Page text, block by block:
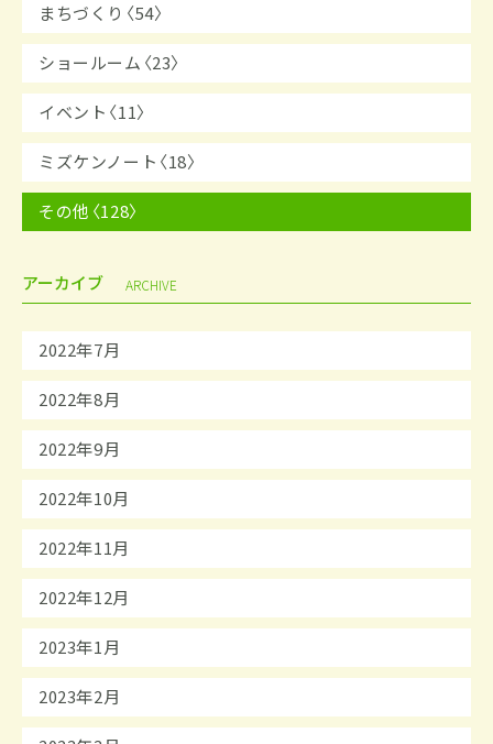
まちづくり〈54〉
ショールーム〈23〉
イベント〈11〉
ミズケンノート〈18〉
その他〈128〉
アーカイブ ARCHIVE
2022年7月
2022年8月
2022年9月
2022年10月
2022年11月
2022年12月
2023年1月
2023年2月